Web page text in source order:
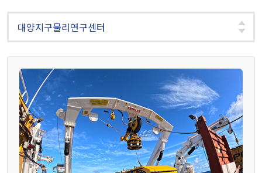
연혁
역대소장
오시는길
구성원
운영위원
참여교수